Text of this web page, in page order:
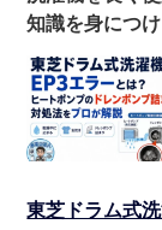
知識を身につ
東芝ドラム式